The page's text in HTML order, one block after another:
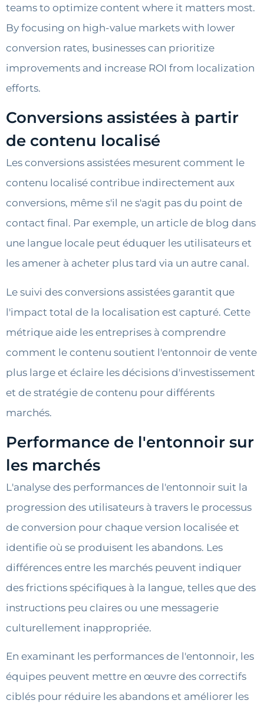
teams to optimize content where it matters most.
By focusing on high-value markets with lower
conversion rates, businesses can prioritize
improvements and increase ROI from localization
efforts.
Conversions assistées à partir
de contenu localisé
Les conversions assistées mesurent comment le
contenu localisé contribue indirectement aux
conversions, même s'il ne s'agit pas du point de
contact final. Par exemple, un article de blog dans
une langue locale peut éduquer les utilisateurs et
les amener à acheter plus tard via un autre canal.
Le suivi des conversions assistées garantit que
l'impact total de la localisation est capturé. Cette
métrique aide les entreprises à comprendre
comment le contenu soutient l'entonnoir de vente
plus large et éclaire les décisions d'investissement
et de stratégie de contenu pour différents
marchés.
Performance de l'entonnoir sur
les marchés
L'analyse des performances de l'entonnoir suit la
progression des utilisateurs à travers le processus
de conversion pour chaque version localisée et
identifie où se produisent les abandons. Les
différences entre les marchés peuvent indiquer
des frictions spécifiques à la langue, telles que des
instructions peu claires ou une messagerie
culturellement inappropriée.
En examinant les performances de l'entonnoir, les
équipes peuvent mettre en œuvre des correctifs
ciblés pour réduire les abandons et améliorer les